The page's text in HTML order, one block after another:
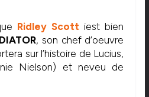
Ridley Scott iest bien
, son chef d’oeuvre
sur l’histoire de Lucius,
Nielson) et neveu de